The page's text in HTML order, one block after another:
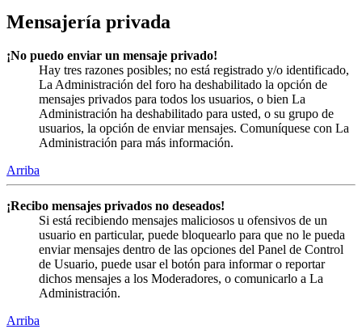
Mensajería privada
¡No puedo enviar un mensaje privado!
Hay tres razones posibles; no está registrado y/o identificado,
La Administración del foro ha deshabilitado la opción de
mensajes privados para todos los usuarios, o bien La
Administración ha deshabilitado para usted, o su grupo de
usuarios, la opción de enviar mensajes. Comuníquese con La
Administración para más información.
Arriba
¡Recibo mensajes privados no deseados!
Si está recibiendo mensajes maliciosos u ofensivos de un
usuario en particular, puede bloquearlo para que no le pueda
enviar mensajes dentro de las opciones del Panel de Control
de Usuario, puede usar el botón para informar o reportar
dichos mensajes a los Moderadores, o comunicarlo a La
Administración.
Arriba